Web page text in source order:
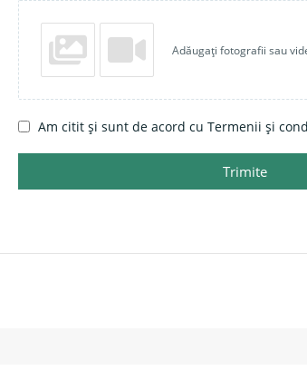
Adăugați fotografii sau
Am citit și sunt de acord cu Termenii și
Trimite